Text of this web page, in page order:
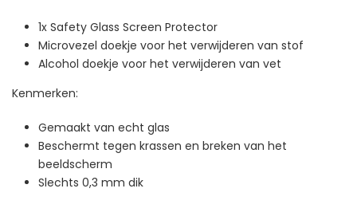
1x Safety Glass Screen Protector
Microvezel doekje voor het verwijderen van stof
Alcohol doekje voor het verwijderen van vet
Kenmerken:
Gemaakt van echt glas
Beschermt tegen krassen en breken van het
beeldscherm
Slechts 0,3 mm dik